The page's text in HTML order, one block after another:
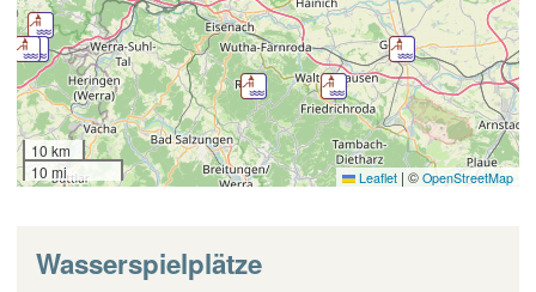
10 km
10 mi
Leaflet | © OpenStreetMap
Wasserspielplätze